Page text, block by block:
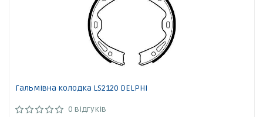
Гальмівна колодка LS2120 DELPHI
0 відгуків